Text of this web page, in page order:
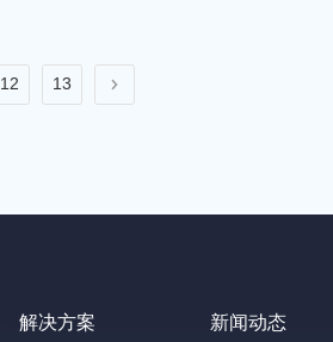
12 13
解决方案 新闻动态